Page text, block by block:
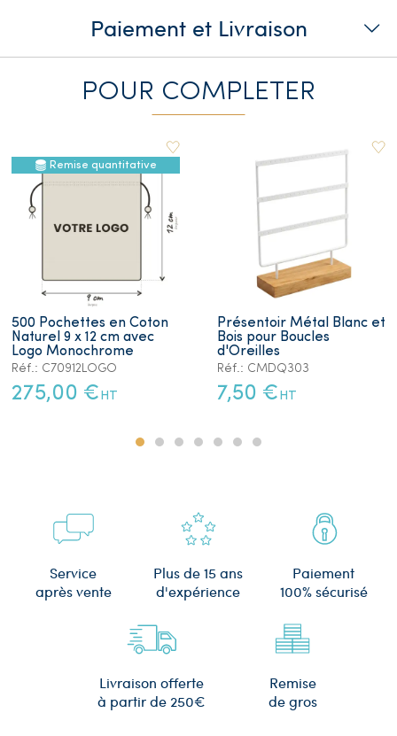
Paiement et Livraison
POUR COMPLETER
Remise quantitative
500 Pochettes en Coton
Naturel 9 x 12 cm avec
Logo Monochrome
Réf.: C70912LOGO
275,00 € HT
Présentoir Métal Blanc et
Bois pour Boucles
d'Oreilles
Réf.: CMDQ303
7,50 € HT
Service
après vente
Plus de 15 ans
d'expérience
Paiement
100% sécurisé
Livraison offerte
à partir de 250€
Remise
de gros